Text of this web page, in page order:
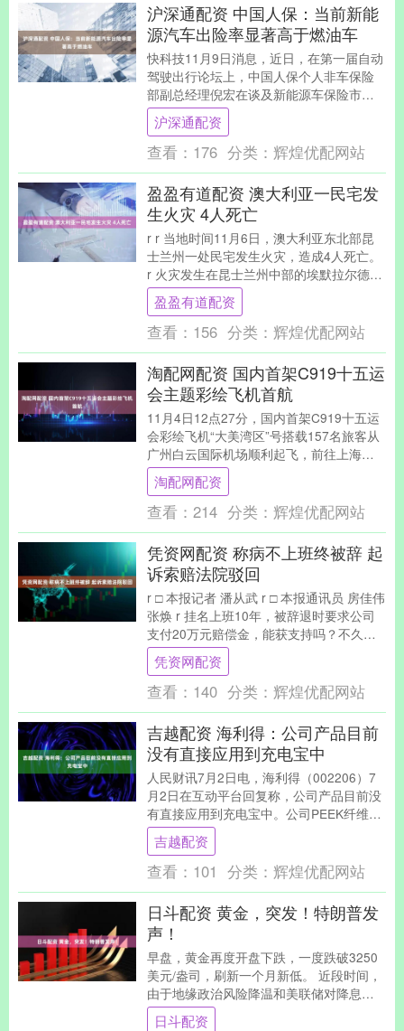
沪深通配资 中国人保：当前新能
源汽车出险率显著高于燃油车
快科技11月9日消息，近日，在第一届自动
驾驶出行论坛上，中国人保个人非车保险
部副总经理倪宏在谈及新能源车保险市场
面临的挑战时提到： 部分新能源车在投保
保险时，依....
沪深通配资
查看： 176 分类： 辉煌优配网站
盈盈有道配资 澳大利亚一民宅发
生火灾 4人死亡
r r 当地时间11月6日，澳大利亚东北部昆
士兰州一处民宅发生火灾，造成4人死亡。
r 火灾发生在昆士兰州中部的埃默拉尔德
镇。救援人员接到火灾报告后赶赴现场，
随....
盈盈有道配资
查看： 156 分类： 辉煌优配网站
淘配网配资 国内首架C919十五运
会主题彩绘飞机首航
11月4日12点27分，国内首架C919十五运
会彩绘飞机“大美湾区”号搭载157名旅客从
广州白云国际机场顺利起飞，前往上海虹
桥国际机场，该飞机是中国南方航空第7....
淘配网配资
查看： 214 分类： 辉煌优配网站
凭资网配资 称病不上班终被辞 起
诉索赔法院驳回
r □ 本报记者 潘从武 r □ 本报通讯员 房佳伟
张焕 r 挂名上班10年，被辞退时要求公司
支付20万元赔偿金，能获支持吗？不久
前，新疆生产建设兵团霍城垦区....
凭资网配资
查看： 140 分类： 辉煌优配网站
吉越配资 海利得：公司产品目前
没有直接应用到充电宝中
人民财讯7月2日电，海利得（002206）7
月2日在互动平台回复称，公司产品目前没
有直接应用到充电宝中。公司PEEK纤维目
前仍处于研发送样阶段，主要应用于环境
材....
吉越配资
查看： 101 分类： 辉煌优配网站
日斗配资 黄金，突发！特朗普发
声！
早盘，黄金再度开盘下跌，一度跌破3250
美元/盎司，刷新一个月新低。 近段时间，
由于地缘政治风险降温和美联储对降息的
表态，黄金持续调整。 在周末，俄罗斯对
日斗配资